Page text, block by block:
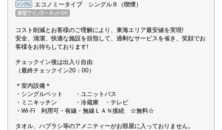
エコノミータイプ シングルＢ（喫煙）
コスト削減とお客様のご理解により、東海エリア最安値を実現!
安全、清潔、快適な施設を目指して、過剰なサービスを省き、笑顔でお
客様をお待ちしております!
チェックイン後は出入り自由
（最終チェックイン20：00）
＊室内設備＊
・シングルベット ・ユニットバス
・ミニキッチン ・冷蔵庫 ・テレビ
・Wi-Fi 利用可・有線・無線ＬＡＮ接続 ☆無料☆
タオル、ハブラシ等のアメニティーがお部屋に入っておりません。